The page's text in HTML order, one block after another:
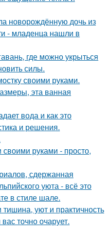
новорождённую дочь из
- младенца нашли в
где можно укрыться
силы.
своими руками.
эта ванная
вода и как это
и решения.
руками - просто,
сдержанная
уюта - всё это
в стиле шале.
уют и практичность
точно очарует.